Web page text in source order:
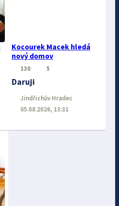
Kocourek Macek hledá
nový domov
130 5
Daruji
Jindřichův Hradec
05.08.2026, 13:31